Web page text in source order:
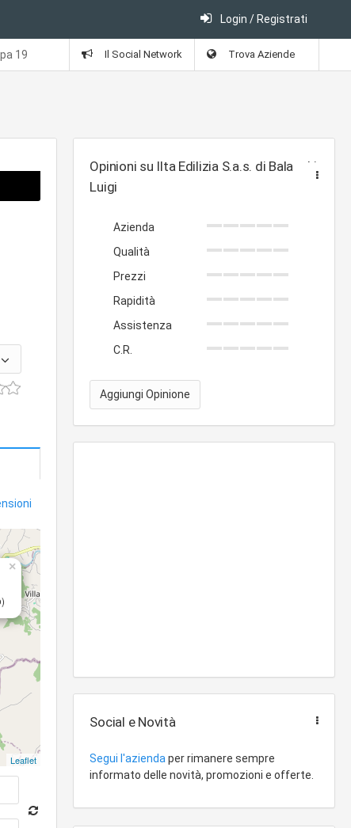
Login / Registrati
19 Il Social Network Trova Aziende
×
Leaflet
Opinioni su Ilta Edilizia S.a.s. di Balacchi
Luigi
Azienda
Qualità
Prezzi
Rapidità
Assistenza
C.R.
Aggiungi Opinione
Social e Novità
Segui l'azienda per rimanere sempre
informato delle novità, promozioni e offerte.